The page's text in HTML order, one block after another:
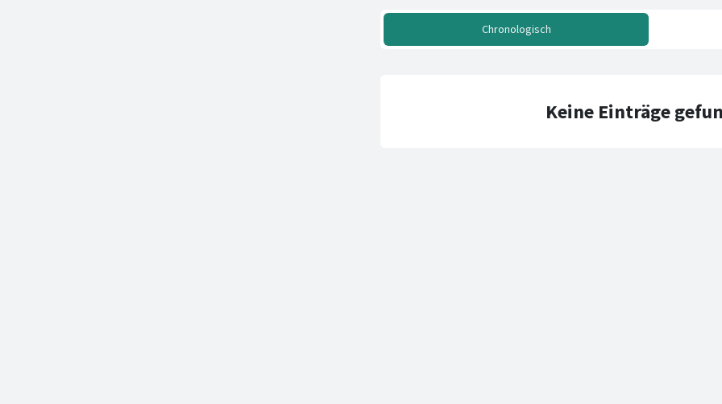
Chronologisch
Keine Einträge